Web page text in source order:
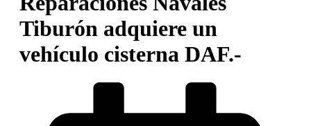
Tiburón adquiere un
vehículo cisterna DAF.-